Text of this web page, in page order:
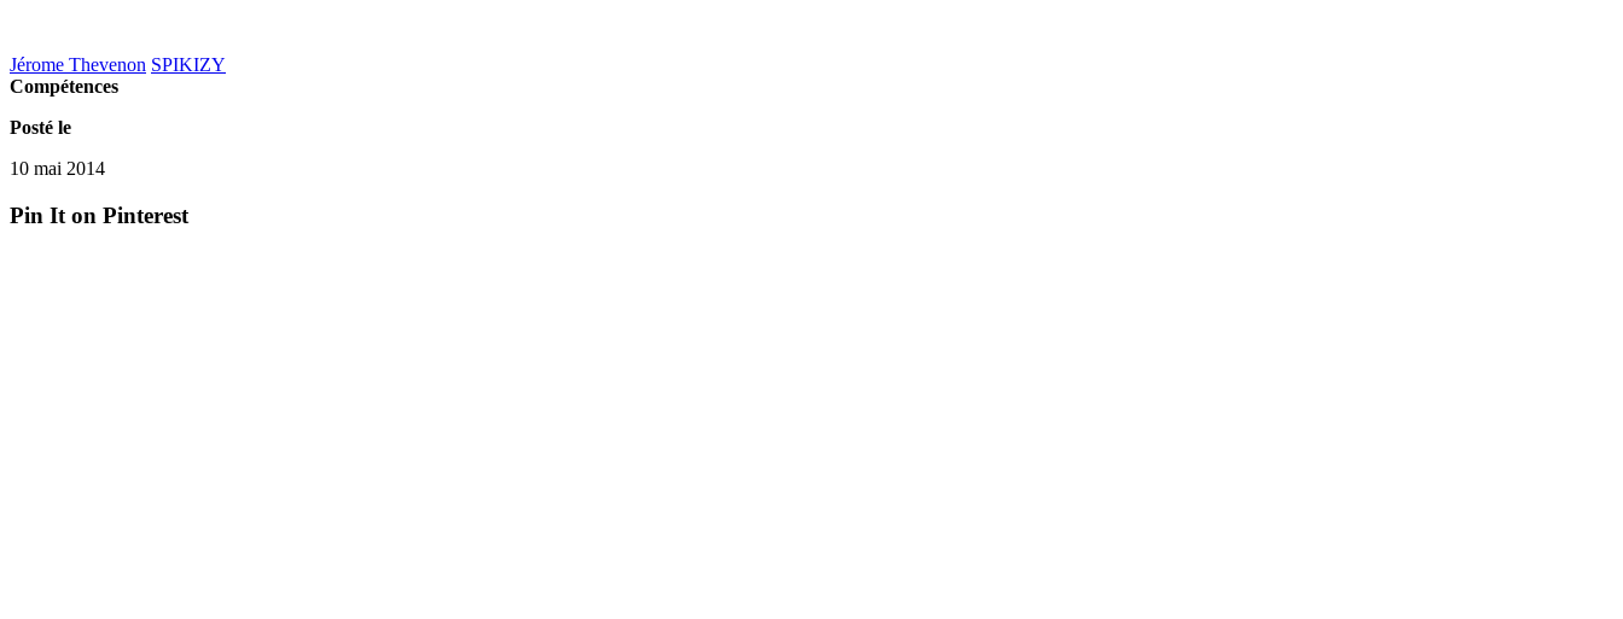
Jérome Thevenon SPIKIZY
Compétences
Posté le
10 mai 2014
Pin It on Pinterest